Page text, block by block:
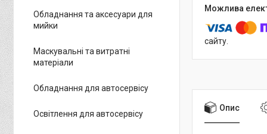
сайту.
Опис
Обладнання та аксесуари для
мийки
Маскувальні та витратні
матеріали
Обладнання для автосервісу
Освітлення для автосервісу